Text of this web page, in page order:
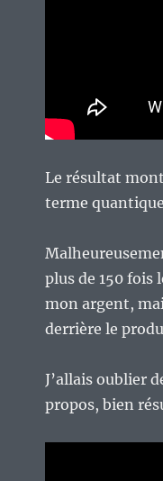
Le résultat
terme
plus de 150 fois
mon argent,
derrière le
J’allais oublier
propos, bien